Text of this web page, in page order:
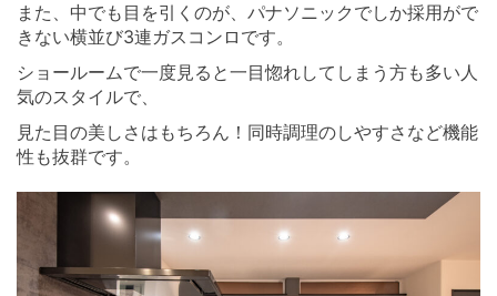
また、中でも目を引くのが、パナソニックでしか採用がで
きない横並び3連ガスコンロです。
ショールームで一度見ると一目惚れしてしまう方も多い人
気のスタイルで、
見た目の美しさはもちろん！同時調理のしやすさなど機能
性も抜群です。